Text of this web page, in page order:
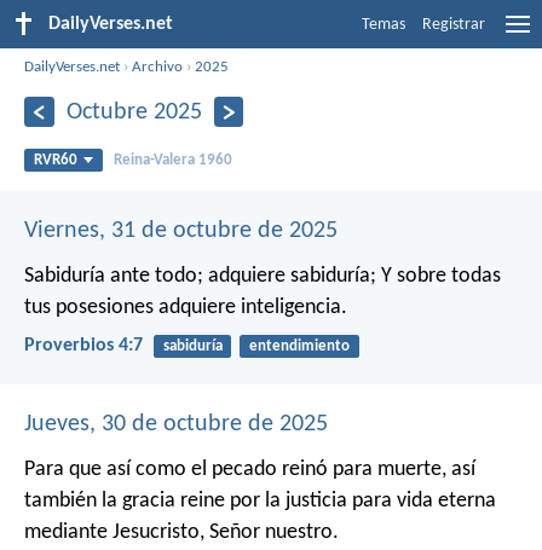
DailyVerses.net Temas Registrar
DailyVerses.net ›Archivo ›2025
Octubre 2025
RVR60 Reina-Valera 1960
Viernes, 31 de octubre de 2025
Sabiduría ante todo; adquiere sabiduría; Y sobre todas
tus posesiones adquiere inteligencia.
Proverbios 4:7 sabiduría entendimiento
Jueves, 30 de octubre de 2025
Para que así como el pecado reinó para muerte, así
también la gracia reine por la justicia para vida eterna
mediante Jesucristo, Señor nuestro.